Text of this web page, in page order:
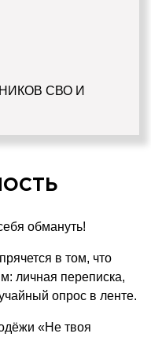
СВО И
обмануть!
в том, что
личная переписка,
опрос в ленте.
«Не твоя